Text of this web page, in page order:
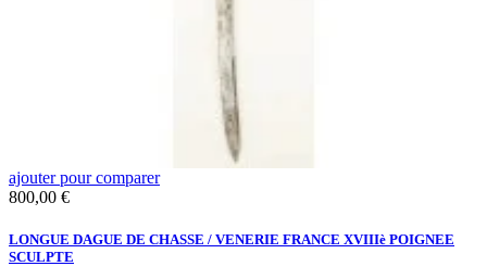
ajouter pour comparer
Prix
800,00 €
LONGUE DAGUE DE CHASSE / VENERIE FRANCE XVIIIè POIGNEE
SCULPTE